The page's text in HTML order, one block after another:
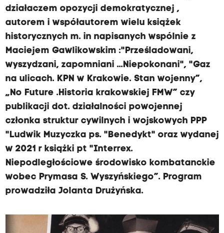
działaczem opozycji demokratycznej ,
autorem i współautorem wielu książek
historycznych m. in napisanych wspólnie z
Maciejem Gawlikowskim :"Prześladowani,
wyszydzani, zapomniani ...Niepokonani", "Gaz
na ulicach. KPN w Krakowie. Stan wojenny”,
„No Future .Historia krakowskiej FMW” czy
publikacji dot. działalności powojennej
członka struktur cywilnych i wojskowych PPP
"Ludwik Muzyczka ps. "Benedykt" oraz wydanej
w 2021 r książki pt "Interrex.
Niepodległościowe środowisko kombatanckie
wobec Prymasa S. Wyszyńskiego”. Program
prowadziła Jolanta Drużyńska.